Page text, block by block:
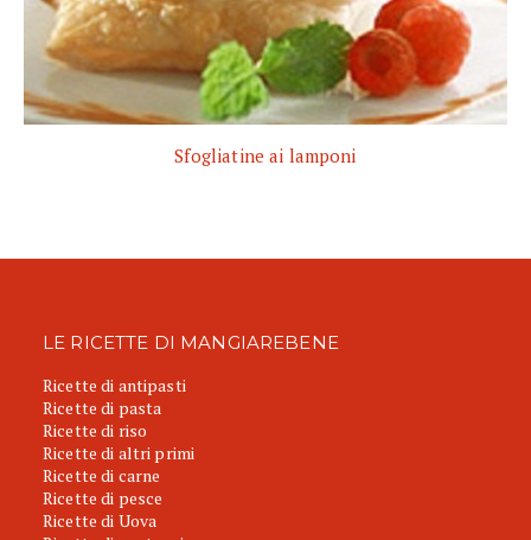
Sfogliatine ai lamponi
LE RICETTE DI MANGIAREBENE
Ricette di antipasti
Ricette di pasta
Ricette di riso
Ricette di altri primi
Ricette di carne
Ricette di pesce
Ricette di Uova